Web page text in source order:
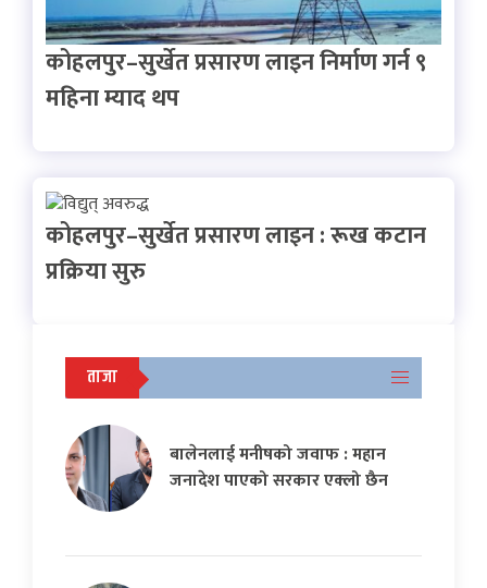
कोहलपुर–सुर्खेत प्रसारण लाइन निर्माण गर्न ९
महिना म्याद थप
कोहलपुर–सुर्खेत प्रसारण लाइन : रूख कटान
प्रक्रिया सुरु
ताजा
बालेनलाई मनीषको जवाफ : महान
जनादेश पाएको सरकार एक्लो छैन